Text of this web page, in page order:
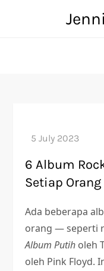
6 Album
Setiap
Ada beberapa
orang — seperti
Album Putih oleh
oleh Pink Floyd.